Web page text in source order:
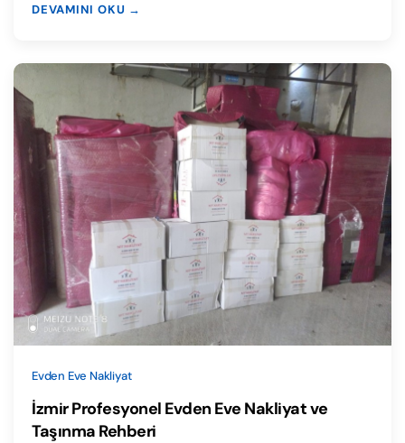
DEVAMINI OKU →
Evden Eve Nakliyat
İzmir Profesyonel Evden Eve Nakliyat ve
Taşınma Rehberi